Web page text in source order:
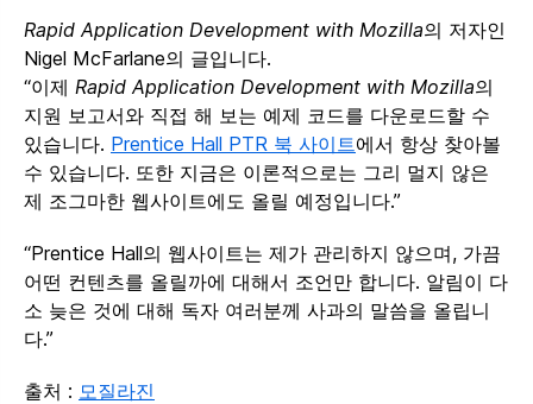
Rapid Application Development with Mozilla의 저자인
Nigel McFarlane의 글입니다.
“이제 Rapid Application Development with Mozilla의
지원 보고서와 직접 해 보는 예제 코드를 다운로드할 수
있습니다. Prentice Hall PTR 북 사이트에서 항상 찾아볼
수 있습니다. 또한 지금은 이론적으로는 그리 멀지 않은
제 조그마한 웹사이트에도 올릴 예정입니다.”
“Prentice Hall의 웹사이트는 제가 관리하지 않으며, 가끔
어떤 컨텐츠를 올릴까에 대해서 조언만 합니다. 알림이 다
소 늦은 것에 대해 독자 여러분께 사과의 말씀을 올립니
다.”
출처 : 모질라진